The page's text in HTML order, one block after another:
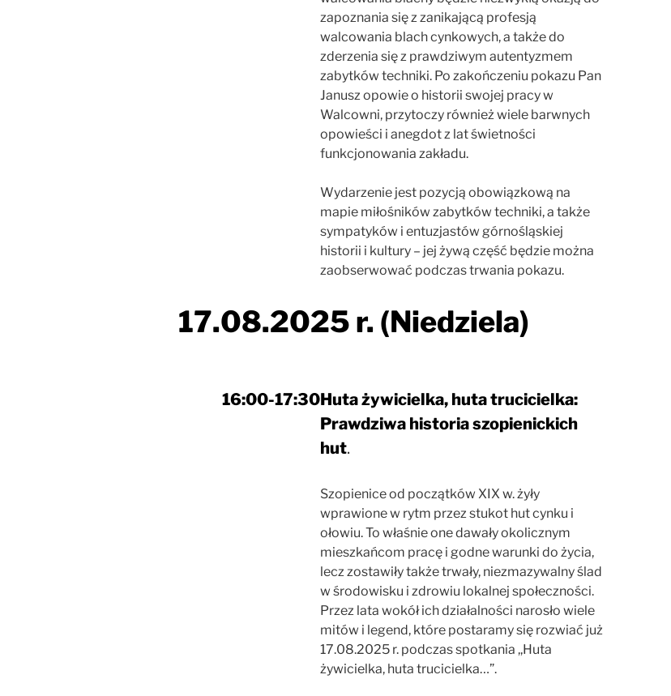
zapoznania się z zanikającą profesją
walcowania blach cynkowych, a także do
zderzenia się z prawdziwym autentyzmem
zabytków techniki. Po zakończeniu pokazu Pan
Janusz opowie o historii swojej pracy w
Walcowni, przytoczy również wiele barwnych
opowieści i anegdot z lat świetności
funkcjonowania zakładu.
Wydarzenie jest pozycją obowiązkową na
mapie miłośników zabytków techniki, a także
sympatyków i entuzjastów górnośląskiej
historii i kultury – jej żywą część będzie można
zaobserwować podczas trwania pokazu.
17.08.2025 r. (Niedziela)
16:00-17:30Huta żywicielka, huta trucicielka:
Prawdziwa historia szopienickich
hut.
Szopienice od początków XIX w. żyły
wprawione w rytm przez stukot hut cynku i
ołowiu. To właśnie one dawały okolicznym
mieszkańcom pracę i godne warunki do życia,
lecz zostawiły także trwały, niezmazywalny ślad
w środowisku i zdrowiu lokalnej społeczności.
Przez lata wokół ich działalności narosło wiele
mitów i legend, które postaramy się rozwiać już
17.08.2025 r. podczas spotkania ,,Huta
żywicielka, huta trucicielka…”.